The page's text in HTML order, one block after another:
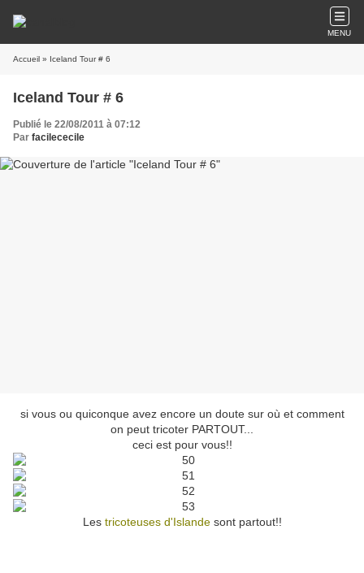
MENU
Accueil » Iceland Tour # 6
Iceland Tour # 6
Publié le 22/08/2011 à 07:12
Par facilececile
si vous ou quiconque avez encore un doute sur où et comment
on peut tricoter PARTOUT...
ceci est pour vous!!
Les tricoteuses d'Islandesont partout!!